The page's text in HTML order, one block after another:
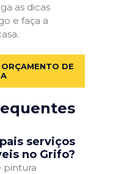
as dicas
e faça a
DE
serviços
no Grifo?
pintura